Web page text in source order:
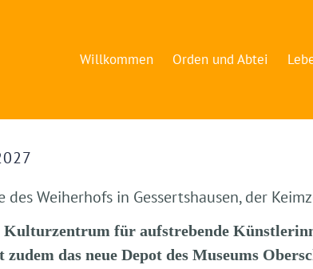
Willkommen Orden und Abtei
des Weiherhofs in Gessertshausen, der
für aufstrebende
das neue Depot des Museums